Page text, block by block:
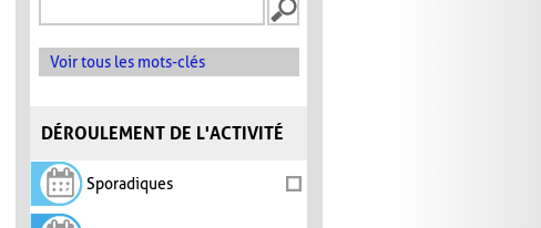
Voir tous les mots-clés
DÉROULEMENT DE L'ACTIVITÉ
Sporadiques